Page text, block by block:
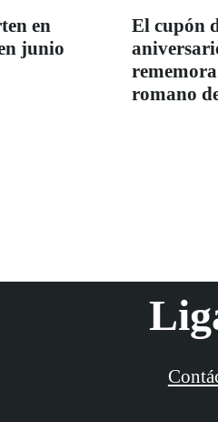
en
junio
El cupón
romano